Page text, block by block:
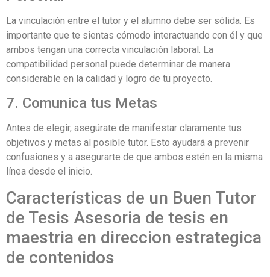
La vinculación entre el tutor y el alumno debe ser sólida. Es
importante que te sientas cómodo interactuando con él y que
ambos tengan una correcta vinculación laboral. La
compatibilidad personal puede determinar de manera
considerable en la calidad y logro de tu proyecto.
7. Comunica tus Metas
Antes de elegir, asegúrate de manifestar claramente tus
objetivos y metas al posible tutor. Esto ayudará a prevenir
confusiones y a asegurarte de que ambos estén en la misma
línea desde el inicio.
Características de un Buen Tutor
de Tesis Asesoria de tesis en
maestria en direccion estrategica
de contenidos